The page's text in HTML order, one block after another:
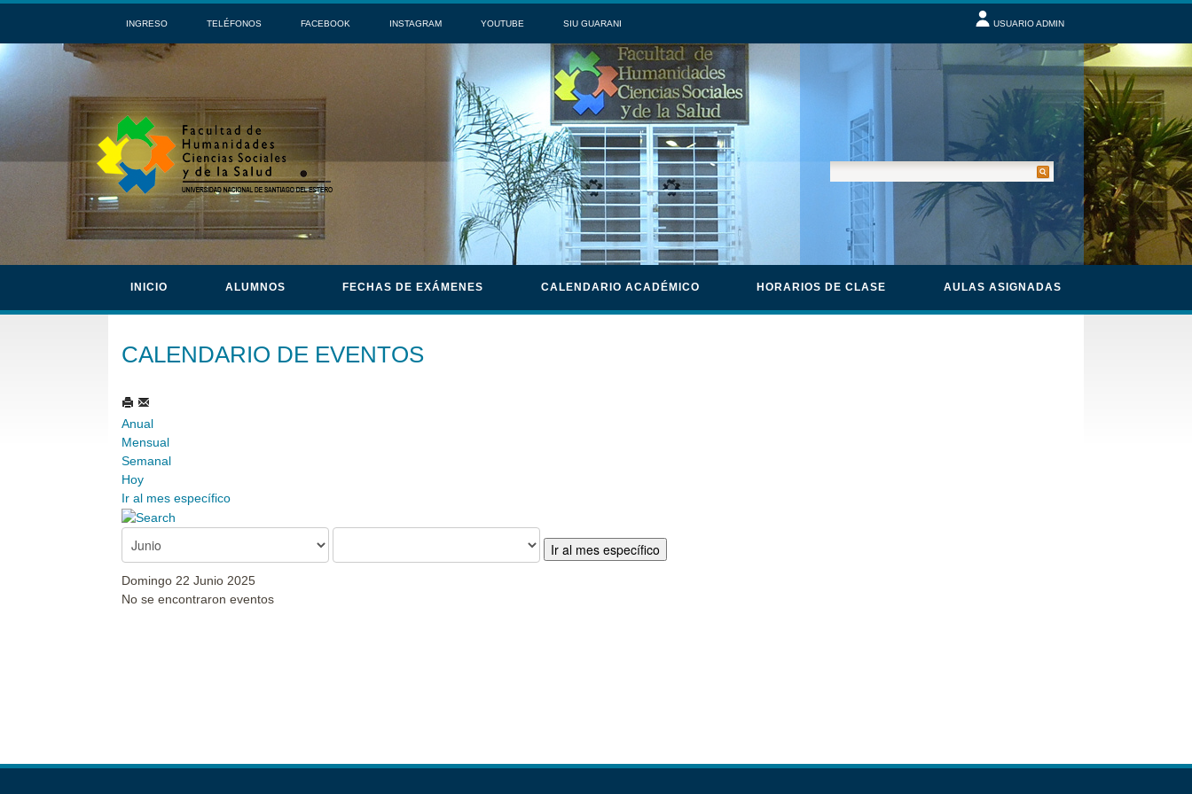
INGRESO TELÉFONOS FACEBOOK INSTAGRAM YOUTUBE SIU GUARANI USUARIO ADMIN
INICIO ALUMNOS FECHAS DE EXÁMENES CALENDARIO ACADÉMICO HORARIOS DE CLASE AULAS ASIGNADAS
CALENDARIO DE EVENTOS
Anual
Mensual
Semanal
Hoy
Ir al mes específico
Ir al mes específico
Domingo 22 Junio 2025
No se encontraron eventos